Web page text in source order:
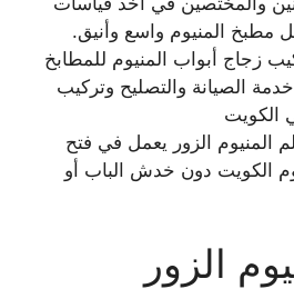
مطبخ المنيوم واسع وأنيق.
زجاج أبواب المنيوم للمطابخ
الصيانة والتصليح وتركيب
الكويت
المنيوم الزور يعمل في فتح
الكويت دون خدش الباب أو
الزور